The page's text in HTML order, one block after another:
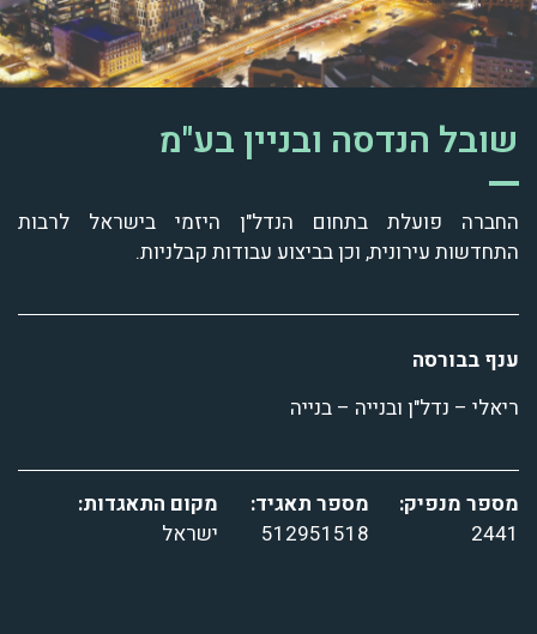
שובל הנדסה ובניין בע"מ
החברה פועלת בתחום הנדל"ן היזמי בישראל לרבות
התחדשות עירונית, וכן בביצוע עבודות קבלניות.
ענף בבורסה
ריאלי – נדל"ן ובנייה – בנייה
מספר מנפיק:
2441
מספר תאגיד:
512951518
מקום התאגדות:
ישראל